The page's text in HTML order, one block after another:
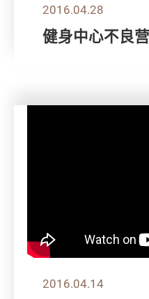
2016.04.28
健身中心不良
2016.04.14